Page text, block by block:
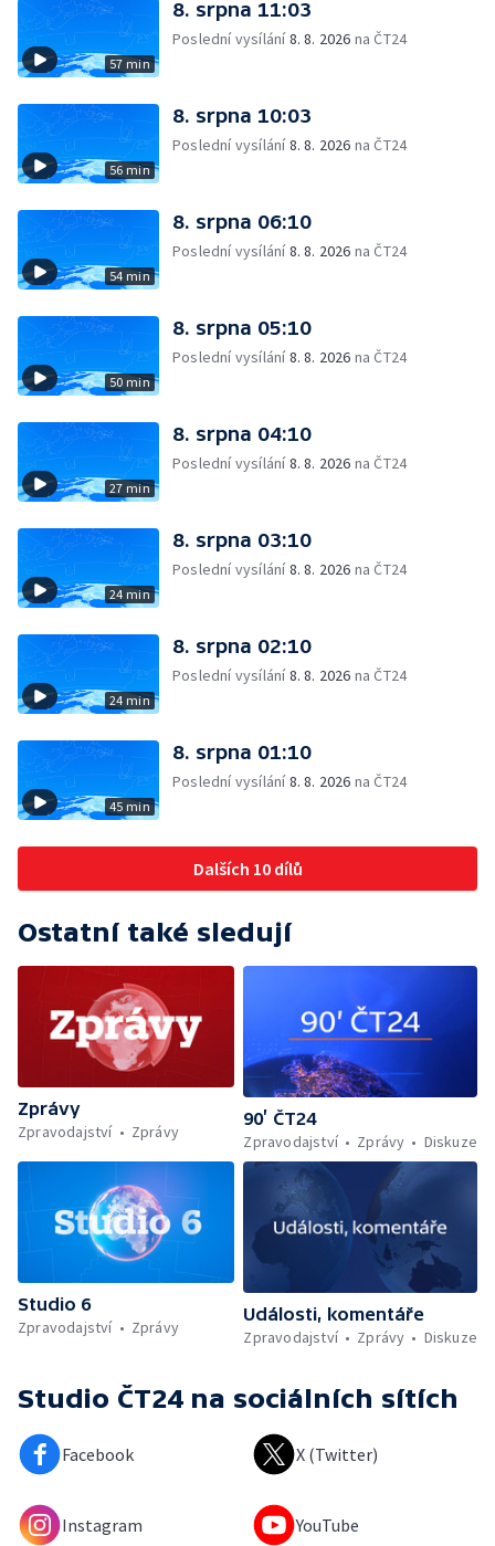
57 min
8. srpna 11:03
Poslední vysílání8. 8. 2026 na ČT24
56 min
8. srpna 10:03
Poslední vysílání8. 8. 2026 na ČT24
54 min
8. srpna 06:10
Poslední vysílání8. 8. 2026 na ČT24
50 min
8. srpna 05:10
Poslední vysílání8. 8. 2026 na ČT24
27 min
8. srpna 04:10
Poslední vysílání8. 8. 2026 na ČT24
24 min
8. srpna 03:10
Poslední vysílání8. 8. 2026 na ČT24
24 min
8. srpna 02:10
Poslední vysílání8. 8. 2026 na ČT24
45 min
8. srpna 01:10
Poslední vysílání8. 8. 2026 na ČT24
Dalších 10 dílů
Ostatní také sledují
Zprávy
Zpravodajství
Zprávy
90’ ČT24
Zpravodajství
Zprávy Diskuze
Studio 6
Zpravodajství
Zprávy
Události, komentáře
Zpravodajství
Zprávy Diskuze
Studio ČT24 na sociálních sítích
Facebook X (Twitter)
Instagram YouTube